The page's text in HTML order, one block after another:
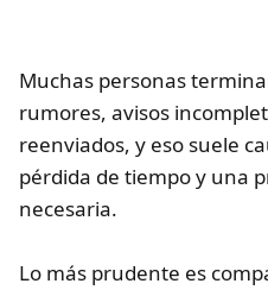
Muchas personas
rumores, avisos
reenviados, y eso suele
pérdida de tiempo y una
necesaria.
Lo más prudente es